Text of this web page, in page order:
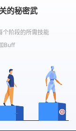
的秘密武
个阶段的所需技能
Buff